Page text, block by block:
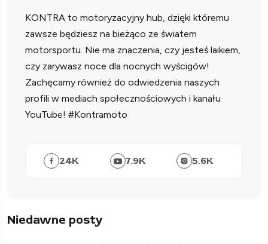
KONTRA to motoryzacyjny hub, dzięki któremu
zawsze będziesz na bieżąco ze światem
motorsportu. Nie ma znaczenia, czy jesteś laikiem,
czy zarywasz noce dla nocnych wyścigów!
Zachęcamy również do odwiedzenia naszych
profili w mediach społecznościowych i kanału
YouTube! #Kontramoto
24K 7.9K 5.6K
Niedawne posty